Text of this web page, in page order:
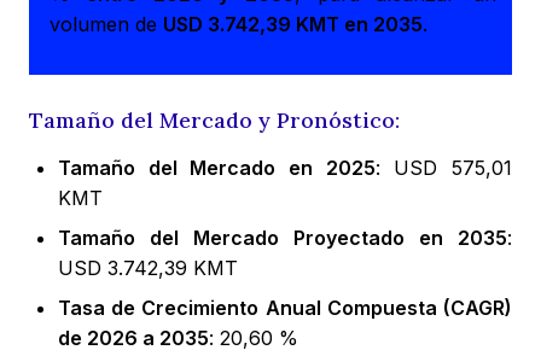
volumen de USD 3.742,39 KMT en 2035.
Tamaño del Mercado y Pronóstico:
Tamaño del Mercado en 2025: USD 575,01
KMT
Tamaño del Mercado Proyectado en 2035:
USD 3.742,39 KMT
Tasa de Crecimiento Anual Compuesta (CAGR)
de 2026 a 2035: 20,60 %